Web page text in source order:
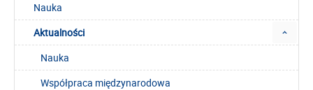
Nauka
Aktualności
Nauka
Współpraca międzynarodowa